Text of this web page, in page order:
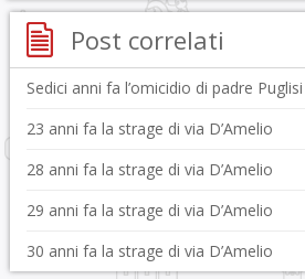
Post correlati
Sedici anni fa l’omicidio di padre Puglisi
23 anni fa la strage di via D’Amelio
28 anni fa la strage di via D’Amelio
29 anni fa la strage di via D’Amelio
30 anni fa la strage di via D’Amelio